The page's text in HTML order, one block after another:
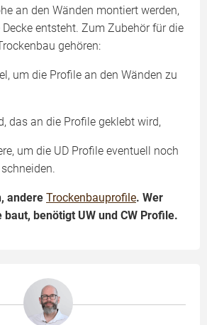
an den Wänden montiert werden,
entsteht. Zum Zubehör für die
gehören:
um die Profile an den Wänden zu
das an die Profile geklebt wird,
um die UD Profile eventuell noch
andere Trockenbauprofile. Wer
benötigt UW und CW Profile.